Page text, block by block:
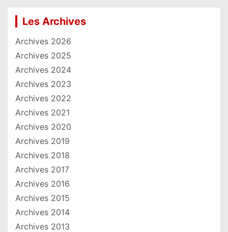
Les Archives
Archives 2026
Archives 2025
Archives 2024
Archives 2023
Archives 2022
Archives 2021
Archives 2020
Archives 2019
Archives 2018
Archives 2017
Archives 2016
Archives 2015
Archives 2014
Archives 2013